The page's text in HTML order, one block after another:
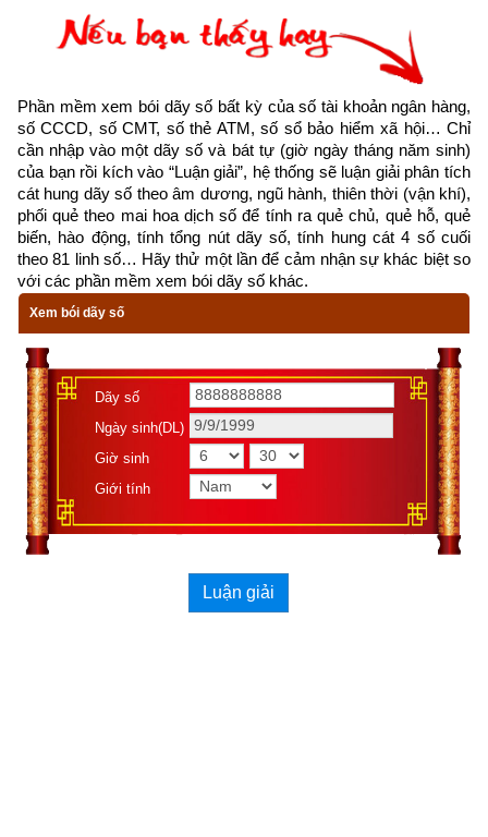
- Dịch vụ mở số tài khoản trùng với CMT, CCCD: miễn phí
- Dịch vụ mở số tài khoản tự chọn (có thu phí): chọn được tất
cả các số chỉ có ngân hàng MB, SHB và VP bank còn các
ngân hàng khác chỉ cho chọn một vài số như sau: Vietinbank
(tối đa 9 số trong 12 số, MSB (tối đa 6 số trong 12 số), OCB
(tối đa 9 số trong 16 số), TPBank (tối đa 3 số trong 11 số),
Nam A Bank (tối đa 6 số trong 16 số), PG Bank (tối đa 10 số
trong 13 số), Sacombank (tối đa 4 số trong 12 số), SCB (tối đa
10 số trong 11 số), LienVietPostBank (tối đa 10 số trong 12
số), PVcomBank (tối đa 9 số trong 12 số),  Oceanbank (tối đa
Phần mềm xem bói dãy số bất kỳ của số tài khoản ngân hàng,
số CCCD, số CMT, số thẻ ATM, số sổ bảo hiểm xã hội… Chỉ
cần nhập vào một dãy số và bát tự (giờ ngày tháng năm sinh)
của bạn rồi kích vào “Luận giải”, hệ thống sẽ luận giải phân tích
cát hung dãy số theo âm dương, ngũ hành, thiên thời (vận khí),
phối quẻ theo mai hoa dịch số để tính ra quẻ chủ, quẻ hỗ, quẻ
biến, hào động, tính tổng nút dãy số, tính hung cát 4 số cuối
theo 81 linh số… Hãy thử một lần để cảm nhận sự khác biệt so
với các phần mềm xem bói dãy số khác.
Xem bói dãy số
Dãy số
Ngày sinh(DL)
Giờ sinh
Giới tính
Luận giải